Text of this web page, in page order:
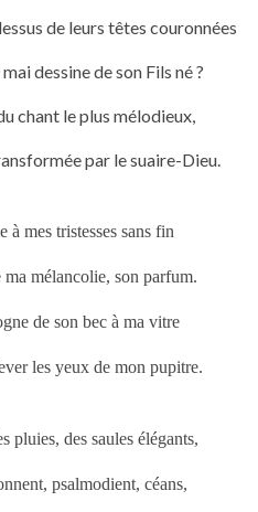
de leurs têtes couronnées
mai dessine de son Fils né ?
chant le plus mélodieux,
par le suaire-Dieu.
à mes tristesses sans fin
mélancolie, son parfum.
de son bec à ma vitre
les yeux de mon pupitre.
pluies, des saules élégants,
psalmodient, céans,